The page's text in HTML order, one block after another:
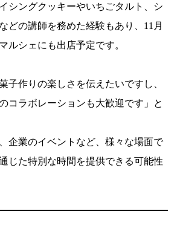
シングクッキーやいちごタルト、シ
どの講師を務めた経験もあり、11月
ルシェにも出店予定です。
子作りの楽しさを伝えたいですし、
コラボレーションも大歓迎です」と
企業のイベントなど、様々な場面で
じた特別な時間を提供できる可能性